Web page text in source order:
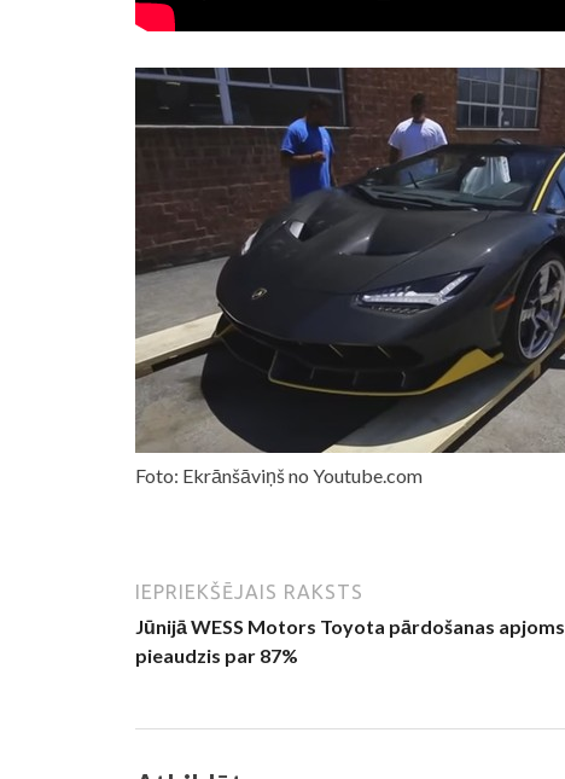
Foto: Ekrānšāviņš no Youtube.com
IEPRIEKŠĒJAIS RAKSTS
Jūnijā WESS Motors Toyota pārdošanas apjoms
pieaudzis par 87%